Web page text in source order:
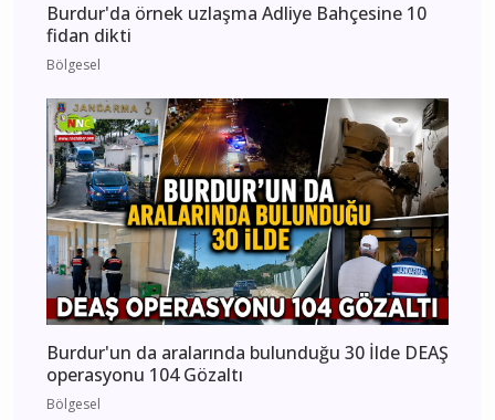
Burdur'da örnek uzlaşma Adliye Bahçesine 10
fidan dikti
Bölgesel
Burdur'un da aralarında bulunduğu 30 İlde DEAŞ
operasyonu 104 Gözaltı
Bölgesel